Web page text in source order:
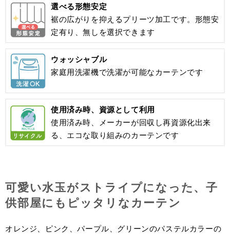
選べる形態安定
裾の広がりを抑えるプリーツ加工です。形態安
定有り、無しを選択できます
ウォッシャブル
家庭用洗濯機で洗濯が可能なカーテンです
使用済み時、資源として利用
使用済み時、メーカーが回収し再資源化出来
る、エコな取り組みのカーテンです
可愛い水玉がストライプになった、子
供部屋にもピッタリなカーテン
オレンジ、ピンク、パープル、グリーンのパステルカラーの